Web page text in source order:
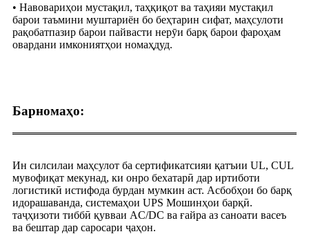
• Навовариҳои мустақил, таҳқиқот ва таҳияи мустақил
барои таъмини муштариён бо беҳтарин сифат, маҳсулоти
рақобатпазир барои пайвасти нерӯи барқ ​​барои фароҳам
овардани имкониятҳои номаҳдуд.
Барномаҳо:
Ин силсилаи маҳсулот ба сертификатсияи қатъии UL, CUL
мувофиқат мекунад, ки онро бехатарӣ дар иртиботи
логистикӣ истифода бурдан мумкин аст. Асбобҳои бо барқ ​​
идорашаванда, системаҳои UPS Мошинҳои барқӣ.
таҷҳизоти тиббӣ қувваи AC/DC ва ғайра аз саноати васеъ
ва бештар дар саросари ҷаҳон.